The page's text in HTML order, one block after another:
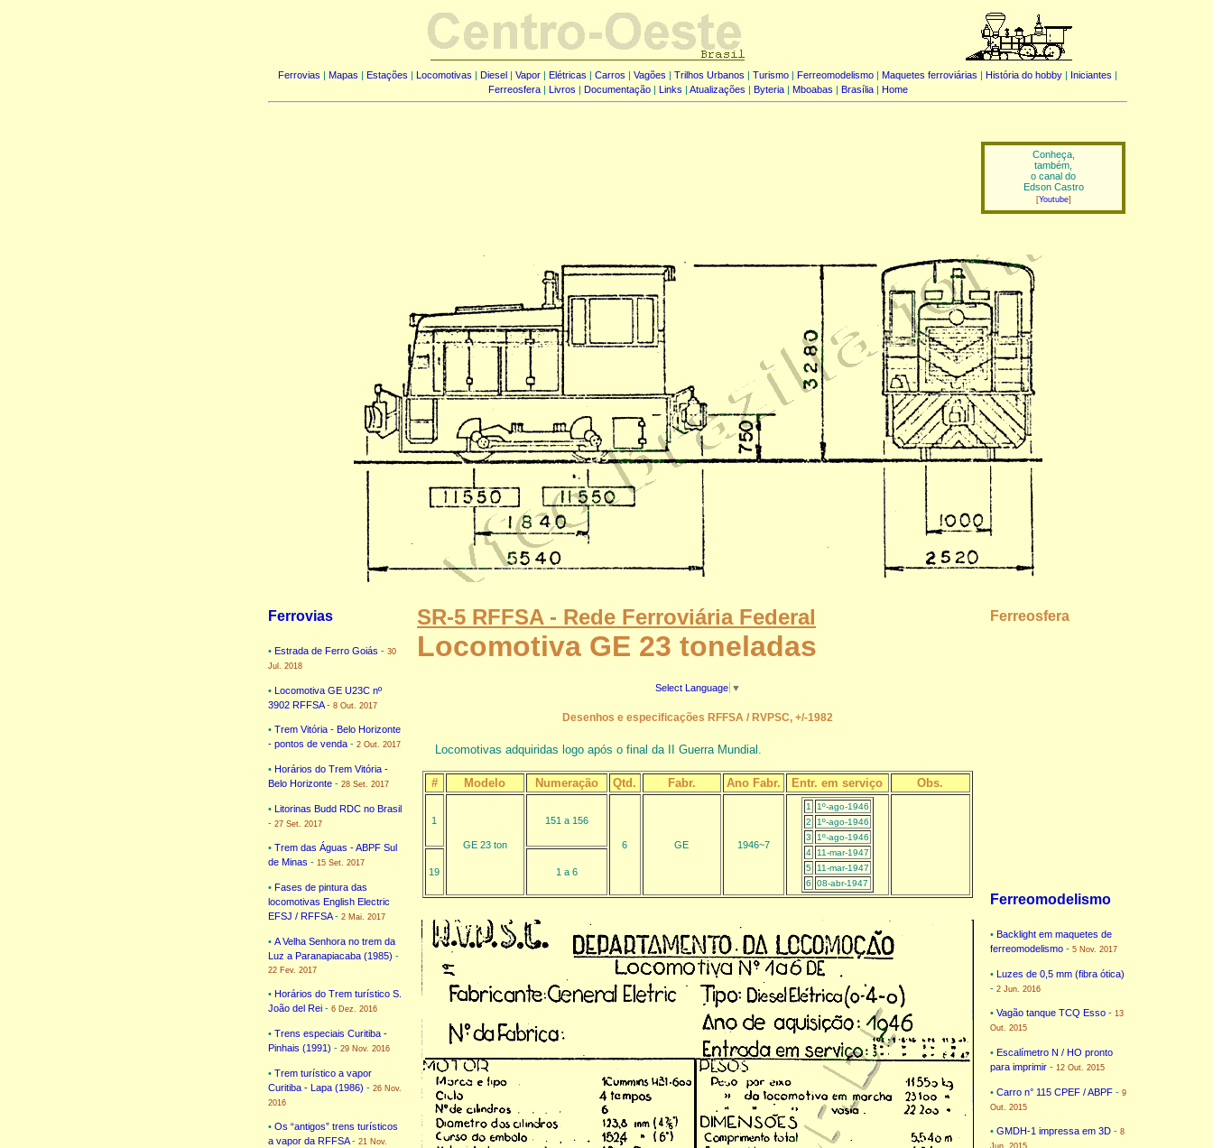
Ferrovias | Mapas | Estações | Locomotivas | Diesel | Vapor | Elétricas | Carros | Vagões | Trilhos Urbanos | Turismo | Ferreomodelismo | Maquetes ferroviárias | História do hobby | Iniciantes |
Ferreosfera| Livros | Documentação| Links | Atualizações | Byteria| Mboabas | Brasília| Home
Conheça,
também,
o canal do
Edson Castro
[Youtube]
Ferrovias
• Estrada de Ferro Goiás - 30
Jul. 2018
• Locomotiva GE U23C nº
3902 RFFSA- 8 Out. 2017
• Trem Vitória - Belo Horizonte
- pontos de venda - 2 Out. 2017
• Horários do Trem Vitória -
Belo Horizonte - 28 Set. 2017
• Litorinas Budd RDC no Brasil
- 27 Set. 2017
• Trem das Águas - ABPF Sul
de Minas - 15 Set. 2017
• Fases de pintura das
locomotivas English Electric
EFSJ / RFFSA- 2 Mai. 2017
• A Velha Senhora no trem da
Luz a Paranapiacaba (1985) -
22 Fev. 2017
• Horários do Trem turístico S.
João del Rei - 6 Dez. 2016
• Trens especiais Curitiba -
Pinhais (1991) - 29 Nov. 2016
• Trem turístico a vapor
Curitiba - Lapa (1986) - 26 Nov.
2016
• Os “antigos” trens turísticos
a vapor da RFFSA- 21 Nov.
SR-5 RFFSA - Rede Ferroviária Federal
Locomotiva GE 23 toneladas
Select Language ▼
Desenhos e especificações RFFSA / RVPSC, +/-1982
Locomotivas adquiridas logo após o final da II Guerra Mundial.
# Modelo Numeração Qtd. Fabr. Ano Fabr. Entr. em serviço Obs.
1
GE 23 ton
151 a 156
6 GE 1946~7
1
1º-ago-1946
2
1º-ago-1946
3
1º-ago-1946
4
11-mar-1947
5
11-mar-1947
6
08-abr-1947
19 1 a 6
Ferreosfera
Ferreomodelismo
• Backlight em maquetes de
ferreomodelismo - 5 Nov. 2017
• Luzes de 0,5 mm (fibra ótica)
- 2 Jun. 2016
• Vagão tanque TCQ Esso - 13
Out. 2015
• Escalímetro N / HO pronto
para imprimir - 12 Out. 2015
• Carro n° 115 CPEF / ABPF - 9
Out. 2015
• GMDH-1 impressa em 3D - 8